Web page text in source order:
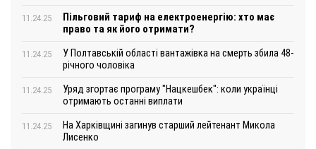
11.24.25
Пільговий тариф на електроенергію: хто має
право та як його отримати?
11.24.25
У Полтавській області вантажівка на смерть збила 48-
річного чоловіка
11.24.25
Уряд згортає програму "Нацкешбек": коли українці
отримають останні виплати
11.24.25
На Харківщині загинув старший лейтенант Микола
Лисенко